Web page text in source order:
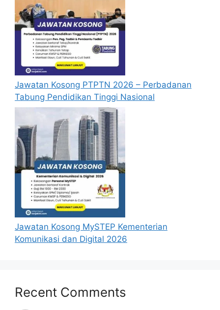
Jawatan Kosong PTPTN 2026 – Perbadanan
Tabung Pendidikan Tinggi Nasional
Jawatan Kosong MySTEP Kementerian
Komunikasi dan Digital 2026
Recent Comments